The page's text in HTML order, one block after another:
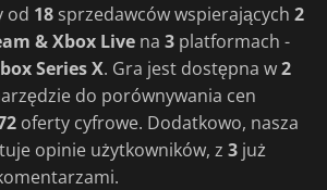
od 18 sprzedawców wspierających 2
& Xbox Live na 3 platformach -
Series X. Gra jest dostępna w2
do porównywania cen
oferty cyfrowe. Dodatkowo, nasza
opinie użytkowników, z 3 już